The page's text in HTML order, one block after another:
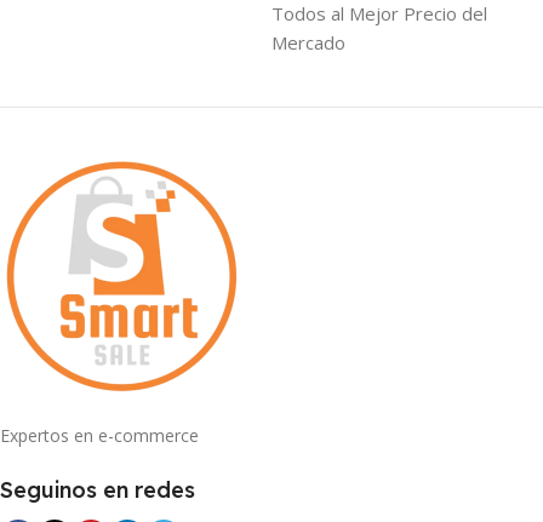
Todos al Mejor Precio del
Mercado
Expertos en e-commerce
Seguinos en redes